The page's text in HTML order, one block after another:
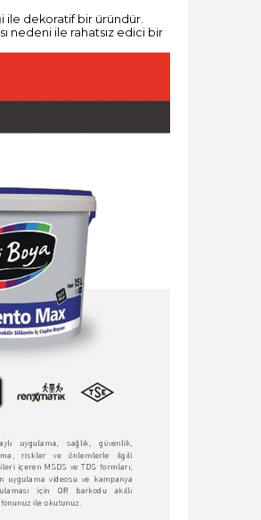
ile dekoratif bir üründür.
nedeni ile rahatsız edici bir